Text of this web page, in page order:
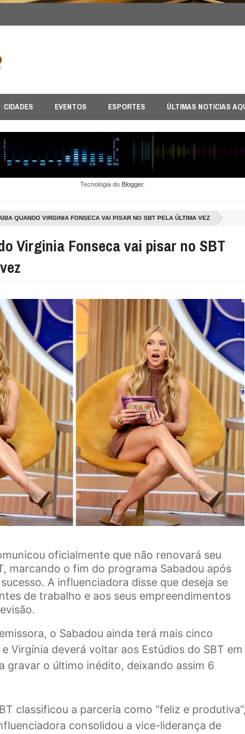
CIDADES EVENTOS ESPORTES ÚLTIMAS NOTICIAS
Tecnologia do Blogger.
QUANDO VIRGINIA FONSECA VAI PISAR NO SBT PELA ÚLTIMA VEZ
Virginia Fonseca vai pisar no SBT
oficialmente que não renovará seu
marcando o fim do programa Sabadou após
A influenciadora disse que deseja se
de trabalho e aos seus empreendimentos
o Sabadou ainda terá mais cinco
Virgínia deverá voltar aos Estúdios do SBT em
gravar o último inédito, deixando assim 6
classificou a parceria como “feliz e
consolidou a vice-liderança de